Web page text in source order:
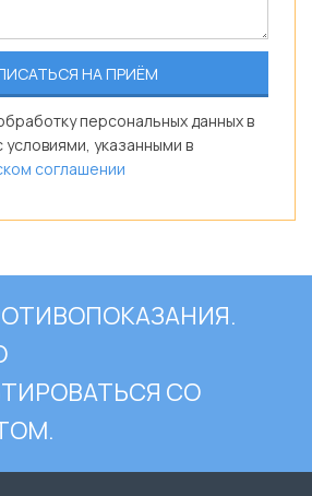
персональных данных в
условиями, указанными в
соглашении
СО